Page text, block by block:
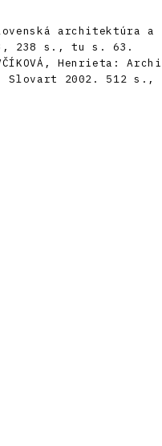
architektúra a
238 s., tu s. 63.
Henrieta:
2002. 512 s.,